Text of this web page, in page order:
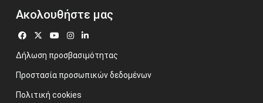
Ακολουθήστε μας
Δήλωση προσβασιμότητας
Προστασία προσωπικών δεδομένων
Πολιτική cookies